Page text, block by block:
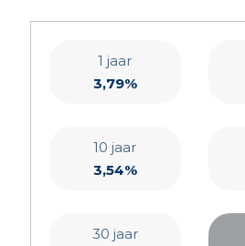
1 jaar
3,79%
10 jaar
3,54%
30 jaar